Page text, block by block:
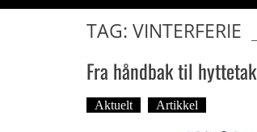
TAG: VINTERFERIE
Fra håndbak til hyttetak
Aktuelt Artikkel